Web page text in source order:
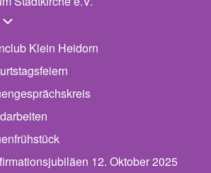
Unternavigation von Senioren
Klein Heidorn
12. Oktober 2025